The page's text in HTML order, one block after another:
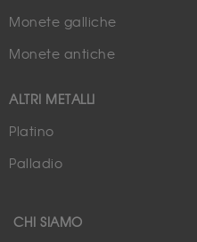
Monete galliche
Monete antiche
ALTRI METALLI
Platino
Palladio
CHI SIAMO